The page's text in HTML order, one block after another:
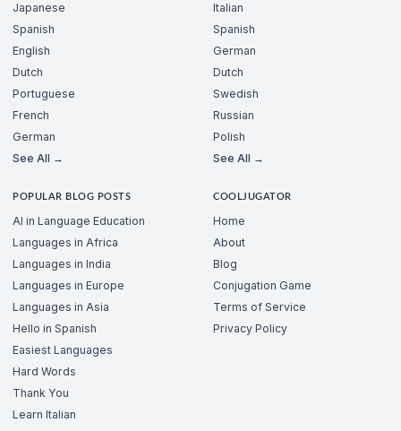
Japanese
Spanish
English
Dutch
Portuguese
French
German
See All →
Italian
Spanish
German
Dutch
Swedish
Russian
Polish
See All →
POPULAR BLOG POSTS
AI in Language Education
Languages in Africa
Languages in India
Languages in Europe
Languages in Asia
Hello in Spanish
Easiest Languages
Hard Words
Thank You
Learn Italian
COOLJUGATOR
Home
About
Blog
Conjugation Game
Terms of Service
Privacy Policy